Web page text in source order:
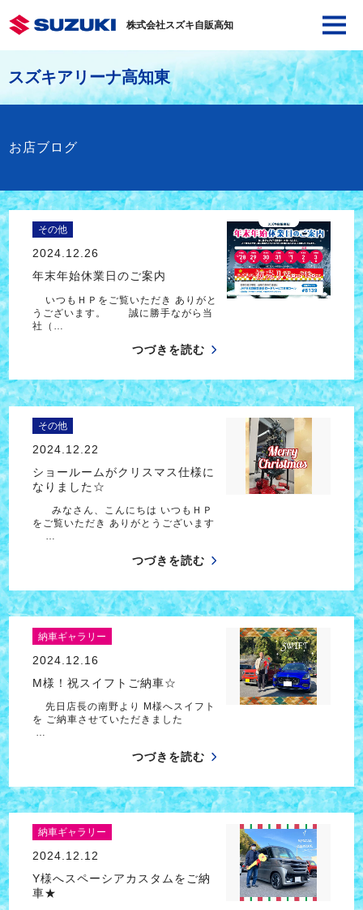
株式会社スズキ自販高知
スズキアリーナ高知東
お店ブログ
その他
2024.12.26
年末年始休業日のご案内
いつもＨＰをご覧いただき ありがと
うございます。 誠に勝手ながら当
社（…
つづきを読む
その他
2024.12.22
ショールームがクリスマス仕様に
なりました☆
みなさん、こんにちは いつもＨＰ
をご覧いただき ありがとうございます
…
つづきを読む
納車ギャラリー
2024.12.16
M様！祝スイフトご納車☆
先日店長の南野より M様へスイフト
を ご納車させていただきました
…
つづきを読む
納車ギャラリー
2024.12.12
Y様へスペーシアカスタムをご納
車★